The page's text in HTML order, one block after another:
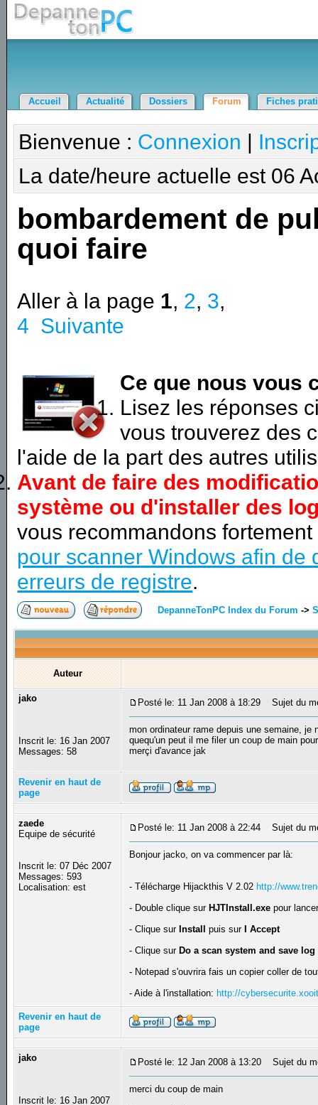
Accueil Actualité Dossiers Forum Fiches
Bienvenue : Connexion |
La date/heure actuelle est 06
bombardement de
quoi faire
Aller à la page 1, 2, 3,
4 Suivante
Ce que nous vous
Lisez les réponses
vous trouverez des
l'aide de la part des autres
Avant de faire des
système ou d'installer des
vous recommandons
pour scanner Windows afin de
erreurs de registre.
DepanneTonPC Index du Forum ->
Auteur
jako
Inscrit le: 16 Jan 2007
Messages: 58
Posté le: 11 Jan 2008 à 18:29 Sujet du
mon ordinateur rame depuis une semaine, je
quequ'un peut il me filer un coup de main
merçi d'avance jak
Revenir en haut de
page
zaede
Equipe de sécurité
Inscrit le: 07 Déc 2007
Messages: 593
Localisation: est
Posté le: 11 Jan 2008 à 22:44 Sujet du
Bonjour jacko, on va commencer par là:
- Télécharge Hijackthis V 2.02 http://
- Double clique sur HJTInstall.exe pour
- Clique sur Install puis sur
I Accept
- Clique sur Do a scan system and save
- Notepad s'ouvrira fais un copier coller de
- Aide à l'installation: http://
Revenir en haut de
page
jako
Inscrit le: 16 Jan 2007
Posté le: 12 Jan 2008 à 13:20 Sujet du
merci du coup de main